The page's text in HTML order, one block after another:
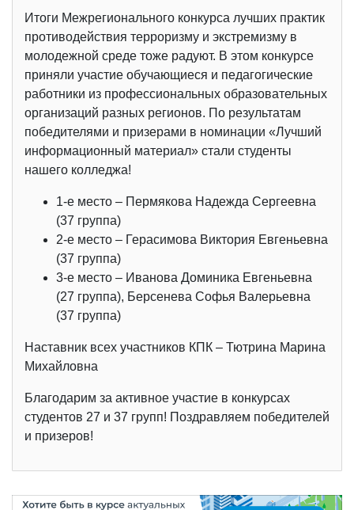
Итоги Межрегионального конкурса лучших практик
противодействия терроризму и экстремизму в
молодежной среде тоже радуют. В этом конкурсе
приняли участие обучающиеся и педагогические
работники из профессиональных образовательных
организаций разных регионов. По результатам
победителями и призерами в номинации «Лучший
информационный материал» стали студенты
нашего колледжа!
1-е место – Пермякова Надежда Сергеевна
(37 группа)
2-е место – Герасимова Виктория Евгеньевна
(37 группа)
3-е место – Иванова Доминика Евгеньевна
(27 группа), Берсенева Софья Валерьевна
(37 группа)
Наставник всех участников КПК – Тютрина Марина
Михайловна
Благодарим за активное участие в конкурсах
студентов 27 и 37 групп! Поздравляем победителей
и призеров!